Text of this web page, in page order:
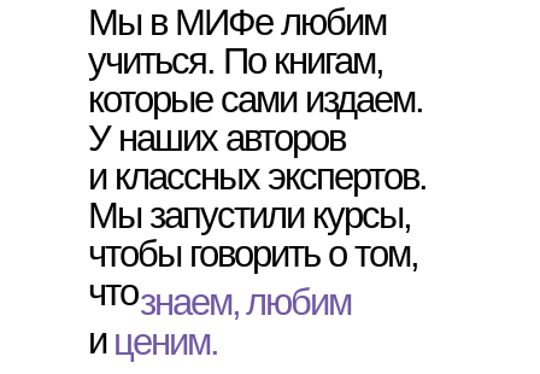
Мы в МИФе любим
учиться. По книгам,
которые сами издаем.
У наших авторов
и классных экспертов.
Мы запустили курсы,
чтобы говорить о том,
чтознаем,любим
ценим.
и